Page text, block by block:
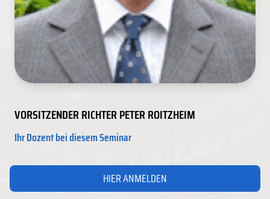
VORSITZENDER RICHTER PETER ROITZHEIM
Ihr Dozent bei diesem Seminar
HIER ANMELDEN